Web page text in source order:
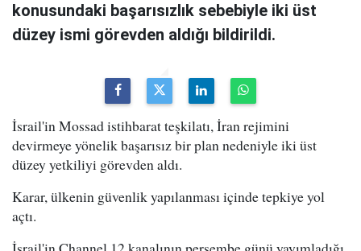
konusundaki başarısızlık sebebiyle iki üst
düzey ismi görevden aldığı bildirildi.
İsrail'in Mossad istihbarat teşkilatı, İran rejimini
devirmeye yönelik başarısız bir plan nedeniyle iki üst
düzey yetkiliyi görevden aldı.
Karar, ülkenin güvenlik yapılanması içinde tepkiye yol
açtı.